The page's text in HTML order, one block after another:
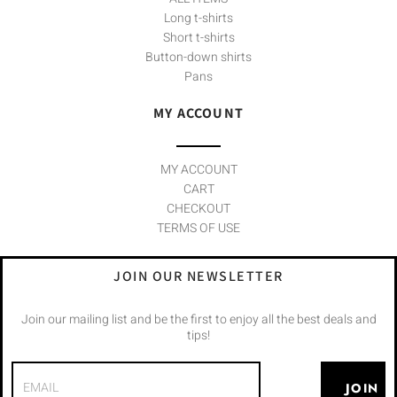
Long t-shirts
Short t-shirts
Button-down shirts
Pans
MY ACCOUNT
MY ACCOUNT
CART
CHECKOUT
TERMS OF USE
JOIN OUR NEWSLETTER
Join our mailing list and be the first to enjoy all the best deals and
tips!
JOIN